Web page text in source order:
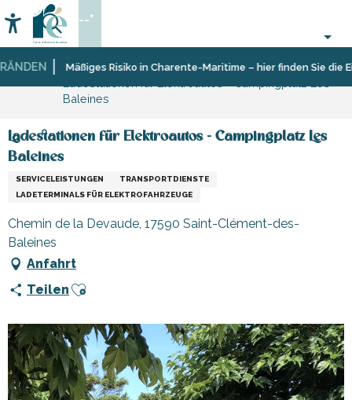
au
contenu
principal
Mäßiges Risiko in Charente-Maritime – hier finden Sie die
Accessibilité
Suche
--°
Startseite
Sich
GeschäfteGeschäfte
Baleines
Ladestationen für Elektroautos - Campingplatz Les
Baleines
SERVICELEISTUNGEN
TRANSPORTDIENSTE
LADETERMINALS FÜR ELEKTROFAHRZEUGE
Chemin de la Devaude, 17590 Saint-Clément-des-
Baleines
Anfahrt
Teilen Ajouter aux favoris